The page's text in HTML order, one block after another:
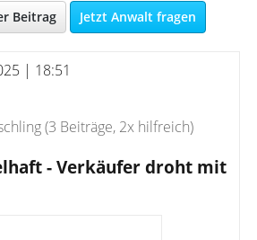
Beitrag Jetzt Anwalt fragen
| 18:51
(3 Beiträge, 2x hilfreich)
- Verkäufer droht mit